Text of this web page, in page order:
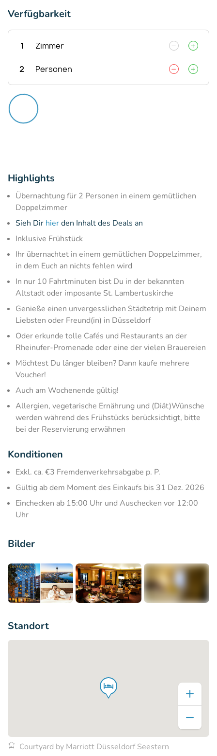
Verfügbarkeit
1 Zimmer
2 Personen
Highlights
Übernachtung für 2 Personen in einem gemütlichen
Doppelzimmer
Sieh Dir hierden Inhalt des Deals an
Inklusive Frühstück
Ihr übernachtet in einem gemütlichen Doppelzimmer,
in dem Euch an nichts fehlen wird
In nur 10 Fahrtminuten bist Du in der bekannten
Altstadt oder imposante St. Lambertuskirche
Genieße einen unvergesslichen Städtetrip mit Deinem
Liebsten oder Freund(in) in Düsseldorf
Oder erkunde tolle Cafés und Restaurants an der
Rheinufer-Promenade oder eine der vielen Brauereien
Möchtest Du länger bleiben? Dann kaufe mehrere
Voucher!
Auch am Wochenende gültig!
Allergien, vegetarische Ernährung und (Diät)Wünsche
werden während des Frühstücks berücksichtigt, bitte
bei der Reservierung erwähnen
Konditionen
Exkl. ca. €3 Fremdenverkehrsabgabe p. P.
Gültig ab dem Moment des Einkaufs bis 31 Dez. 2026
Einchecken ab 15:00 Uhr und Auschecken vor 12:00
Uhr
Bilder
Standort
Courtyard by Marriott Düsseldorf Seestern